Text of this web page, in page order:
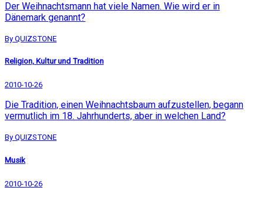
Der Weihnachtsmann hat viele Namen. Wie wird er in
Dänemark genannt?
By QUIZSTONE
Religion, Kultur und Tradition
2010-10-26
Die Tradition, einen Weihnachtsbaum aufzustellen, begann
vermutlich im 18. Jahrhunderts, aber in welchen Land?
By QUIZSTONE
Musik
2010-10-26